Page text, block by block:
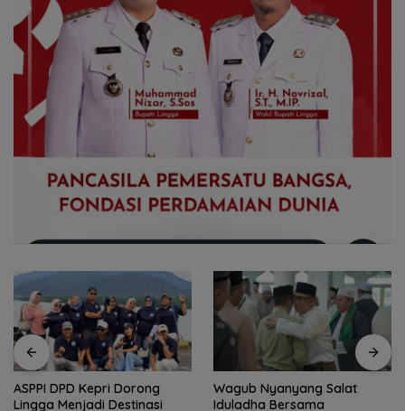
Wagub Nyanyang Salat
Iduladha Bersama
Peringati HPN 2026,
Komunitas Jurnalis Kepri